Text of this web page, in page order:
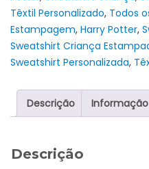
Potter
-
"Waiting
On
Letter
To
Têxtil Personalizado, Todos
Estampagem, Harry Potter,
Sweatshirt Criança
Sweatshirt Personalizada,
Descrição
Descrição